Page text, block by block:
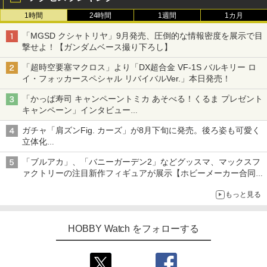
1時間 24時間 1週間 1カ月
「MGSD クシャトリヤ」9月発売、圧倒的な情報密度を展示で目
撃せよ！【ガンダムベース撮り下ろし】
「超時空要塞マクロス」より「DX超合金 VF-1S バルキリー ロ
イ・フォッカースペシャル リバイバルVer.」本日発売！
「かっぱ寿司 キャンペーントミカ あそべる！くるま プレゼント
キャンペーン」インタビュー
子どもが楽しめるかっぱ寿司ならではの体験とコラボの楽しさを
追求
ガチャ「肩ズンFig. カーズ」が8月下旬に発売。後ろ姿も可愛く
立体化
ライトニング・マックィーンやメーターなど4種がラインナップ
「ブルアカ」、「バニーガーデン2」などグッスマ、マックスフ
ァクトリーの注目新作フィギュアが展示【ホビーメーカー合同展
もっと見る
HOBBY Watch をフォローする